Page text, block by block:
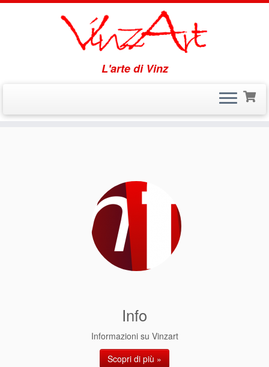
L'arte di Vinz
Info
Informazioni su Vinzart
Scopri di più »